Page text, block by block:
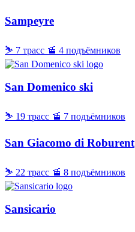
Sampeyre
⛷ 7 трасс 🚡 4 подъёмников
San Domenico ski
⛷ 19 трасс 🚡 7 подъёмников
San Giacomo di Roburent
⛷ 22 трасс 🚡 8 подъёмников
Sansicario